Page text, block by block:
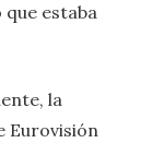
estaba
la
Eurovisión